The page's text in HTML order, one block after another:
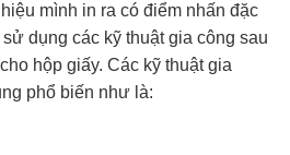
mình in ra có điểm nhấn đặc
dụng các kỹ thuật gia công sau
hộp giấy. Các kỹ thuật gia
phổ biến như là: